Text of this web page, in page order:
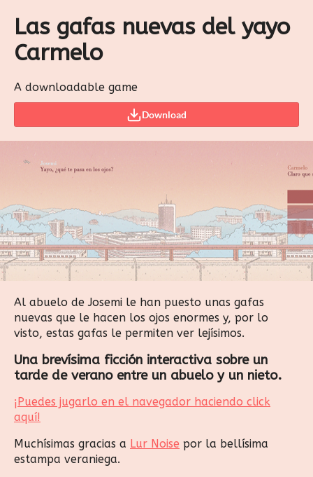
Las gafas nuevas del yayo
Carmelo
A downloadable game
Download
Al abuelo de Josemi le han puesto unas gafas
nuevas que le hacen los ojos enormes y, por lo
visto, estas gafas le permiten ver lejísimos.
Una brevísima ficción interactiva sobre un
tarde de verano entre un abuelo y un nieto.
¡Puedes jugarlo en el navegador haciendo click
aquí!
Muchísimas gracias a Lur Noise por la bellísima
estampa veraniega.